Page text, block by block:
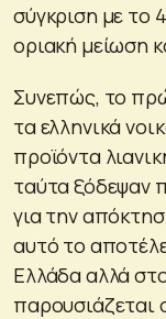
σύγκριση με το
οριακή μείωση
Συνεπώς, το
τα ελληνικά
προϊόντα
ταύτα ξόδεψαν
για την
αυτό το
Ελλάδα αλλά
παρουσιάζεται